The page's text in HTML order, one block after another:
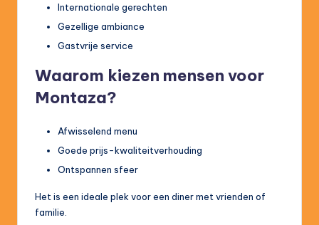
Internationale gerechten
Gezellige ambiance
Gastvrije service
Waarom kiezen mensen voor
Montaza?
Afwisselend menu
Goede prijs-kwaliteitverhouding
Ontspannen sfeer
Het is een ideale plek voor een diner met vrienden of
familie.